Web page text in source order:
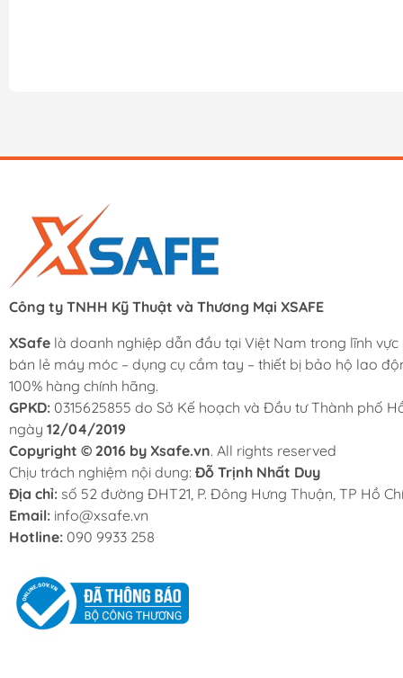
Công ty TNHH Kỹ Thuật và Thương Mại XSAFE
XSafe là doanh nghiệp dẫn đầu tại Việt Nam trong lĩnh vực
bán lẻ máy móc – dụng cụ cầm tay – thiết bị bảo hộ lao
100% hàng chính hãng.
GPKD: 0315625855 do Sở Kế hoạch và Đầu tư Thành phố
ngày 12/04/2019
Copyright © 2016 by Xsafe.vn. All rights reserved
Chịu trách nghiệm nội dung: Đỗ Trịnh Nhất Duy
Địa chỉ: số 52 đường ĐHT21, P. Đông Hưng Thuận, TP Hồ
Email: info@xsafe.vn
Hotline: 090 9933 258